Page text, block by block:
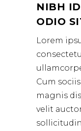
NIBH
ODIO
Lorem
Cum
magnis
velit